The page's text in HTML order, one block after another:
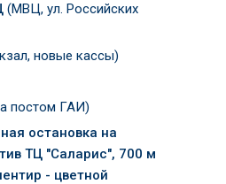
(МВЦ, ул. Российских
новые кассы)
постом ГАИ)
остановка на
ТЦ "Саларис", 700 м
- цветной